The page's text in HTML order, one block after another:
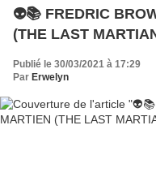
👽📚 FREDRIC
(THE LAST
Publié le 30/03/2021 à 17:29
Par Erwelyn